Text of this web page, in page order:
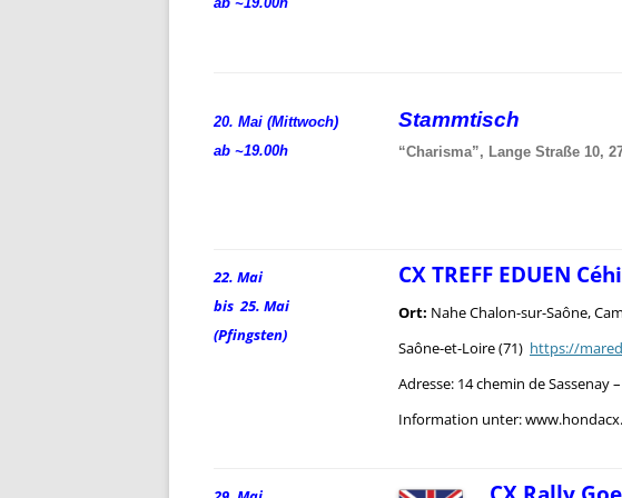
20. Mai (Mittwoch)
ab ~19.00h
Stammtisch
“Charisma”, Lange Straße 10,
22. Mai
bis 25. Mai
(Pfingsten)
CX TREFF EDUEN
Ort: Nahe Chalon-sur-Saône,
Saône-et-Loire (71) https://
Adresse: 14 chemin de Sassenay
Information unter: